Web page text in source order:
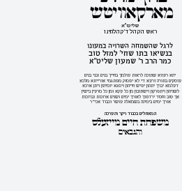
והגבאים
משפחת חיים מייזעלס
המאחלים בכבוד ויקר והערכה
אורך ימים בימינה בשמאלה עושר וכבוד אכי"ר
אך טוב וחסד ירדפוך לאורך ימים ושנים ארוכות וברוכות
לשניהון ויתפרקון וישתזבון מן כל עקא ומן כל מרעין בישין
דעלמא יברך יתהון יפיש חייהון ויסגא יומיהון ויתן ארכא
עוסקים בתורה זרעא די לא יפסוק מפתגמי אורייתא מלכא
יהא רעווא שתזכה לראות עולמך בחייך בנים ובני בנים
כמר הרב ר' שמעון שליט"א
בנשיאו בתו שחי' למזל טוב
לרגל שהשמחה השרויה במעונו
ראש הקהל ד'קהלתינו
שליט"א
מארקאוויטש